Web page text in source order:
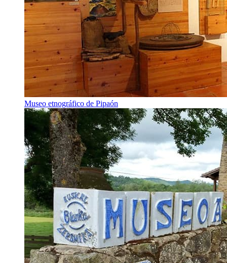
Museo etnográfico de Pipaón